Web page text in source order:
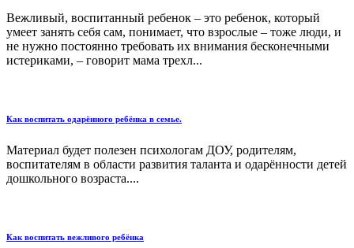
Вежливый, воспитанный ребенок – это ребенок, который
умеет занять себя сам, понимает, что взрослые – тоже люди, и
не нужно постоянно требовать их внимания бесконечными
истериками, – говорит мама трехл...
Как воспитать одарённого ребёнка в семье.
Материал будет полезен психологам ДОУ, родителям,
воспитателям в области развития таланта и одарённости детей
дошкольного возраста....
Как воспитать вежливого ребёнка